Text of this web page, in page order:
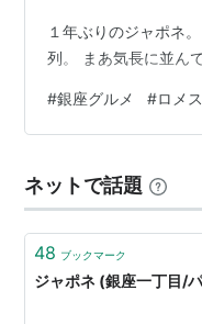
１年ぶりのジャポネ
列。 まあ気長に並んで
#銀座グルメ #ロメ
ネットで話題
48 ブックマーク
ジャポネ (銀座一丁目/